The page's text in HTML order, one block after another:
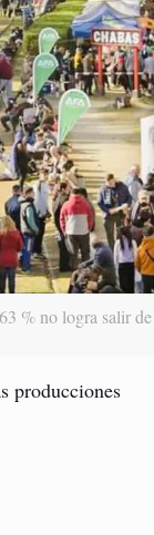
% no logra salir de
producciones